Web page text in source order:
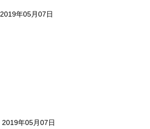
2019年05月07日
2019年05月07日